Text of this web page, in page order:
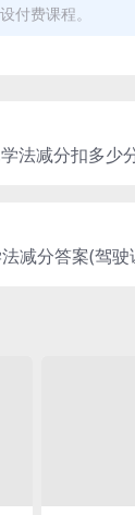
付费课程。
法减分扣多少
减分答案(驾驶